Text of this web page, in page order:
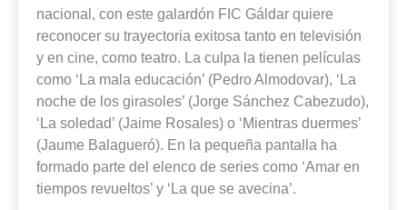
nacional, con este galardón FIC Gáldar quiere
reconocer su trayectoria exitosa tanto en televisión
y en cine, como teatro. La culpa la tienen películas
como ‘La mala educación’ (Pedro Almodovar), ‘La
noche de los girasoles’ (Jorge Sánchez Cabezudo),
‘La soledad’ (Jaime Rosales) o ‘Mientras duermes’
(Jaume Balagueró). En la pequeña pantalla ha
formado parte del elenco de series como ‘Amar en
tiempos revueltos’ y ‘La que se avecina’.